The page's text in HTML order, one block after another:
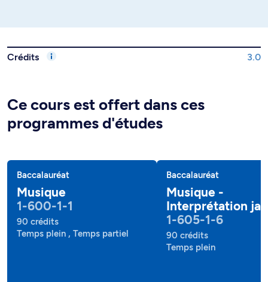
Crédits 3.0
Ce cours est offert dans ces
programmes d'études
Baccalauréat
Musique
1-600-1-1
90 crédits
Temps plein , Temps partiel
Baccalauréat
Musique -
Interprétation
1-605-1-6
90 crédits
Temps plein